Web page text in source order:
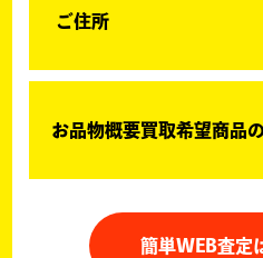
ご住所
お品物概要買取希望商品
簡単WEB査定